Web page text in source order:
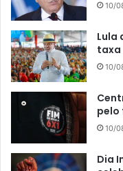
10/
Lula
taxa
10/
pelo
10/
Dia